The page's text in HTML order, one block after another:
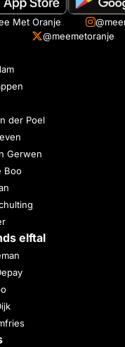
Met Oranje
@meemetoranje
der Poel
Gerwen
Boo
elftal